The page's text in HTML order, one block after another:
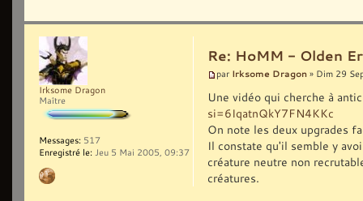
Re: HoMM - Olden
par Irksome Dragon » Dim 29
Une vidéo qui cherche à
si=6IqatnQkY7FN4KKc
On note les deux upgrades
Il constate qu'il semble y
créature neutre non
créatures.
Irksome Dragon
Maître
Messages: 517
Enregistré le: Jeu 5 Mai 2005, 09:37